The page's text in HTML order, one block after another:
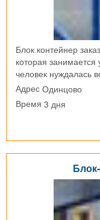
Блок контейнер
которая
человек нуждалась
Адрес Одинцово
Время 3 дня